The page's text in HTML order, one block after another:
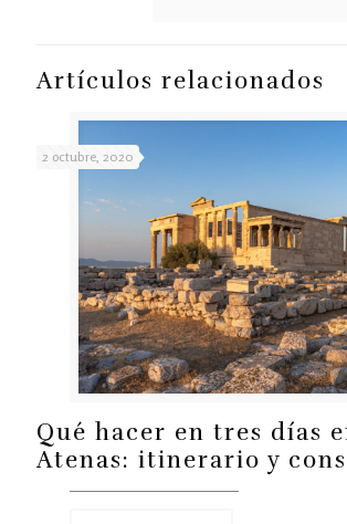
Artículos relacionados
2 octubre, 2020
Qué hacer en tres días
Atenas: itinerario y